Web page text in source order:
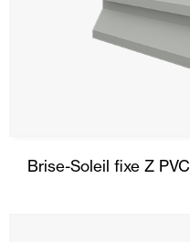
Brise-Soleil fixe Z PVC